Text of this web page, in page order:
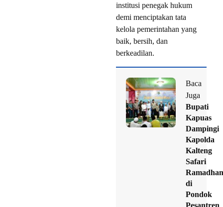
institusi penegak hukum
demi menciptakan tata
kelola pemerintahan yang
baik, bersih, dan
berkeadilan.
Baca
Juga
Bupati
Kapuas
Dampingi
Kapolda
Kalteng
Safari
Ramadhan
di
Pondok
Pesantren